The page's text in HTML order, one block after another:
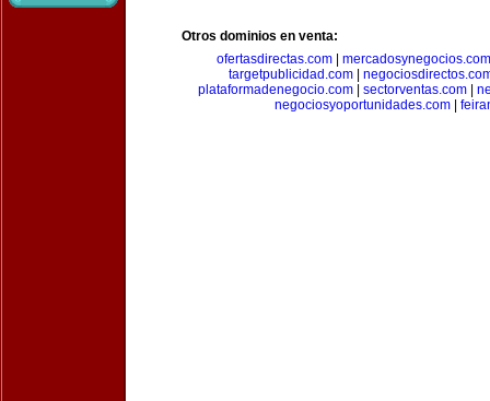
Otros dominios en venta:
ofertasdirectas.com
mercadosynegocios.com
targetpublicidad.com
plataformadenegocio.com| sectorventas.com|
negociosyoportunidades.com